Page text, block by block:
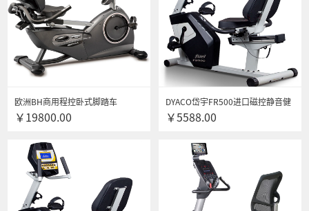
欧洲BH商用程控卧式脚踏车
LK7500A室内健身房多功能背靠式
￥19800.00
DYACO岱宇FR500进口磁控静音健
身车家用室内卧式健身脚踏车减肥
￥5588.00